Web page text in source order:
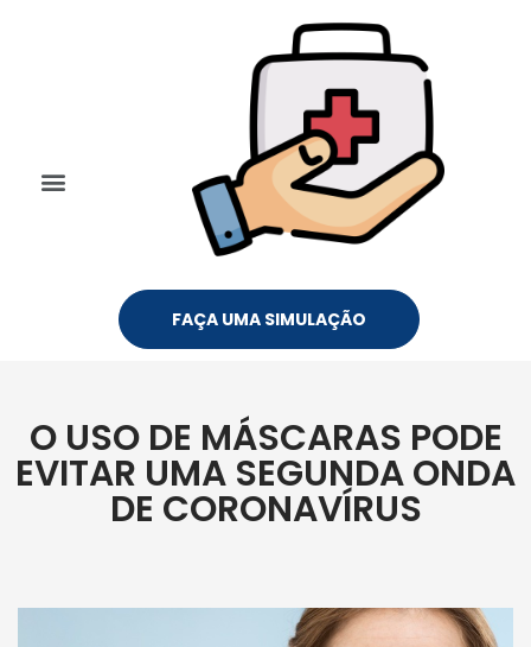
FAÇA UMA SIMULAÇÃO
O USO DE MÁSCARAS PODE
EVITAR UMA SEGUNDA ONDA
DE CORONAVÍRUS